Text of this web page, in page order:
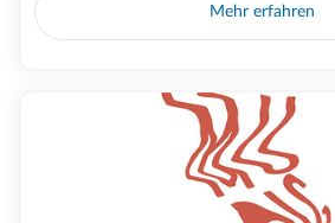
Mehr erfahren